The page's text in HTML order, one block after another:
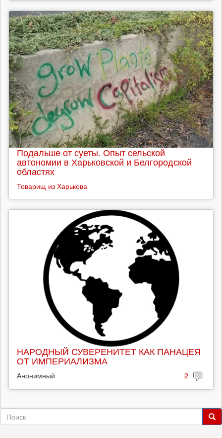
Подальше от суеты. Опыт сельской
автономии в Харьковской и Белгородской
областях
Товарищ из Харькова
НАРОДНЫЙ СУВЕРЕНИТЕТ КАК ПАНАЦЕЯ
ОТ ИМПЕРИАЛИЗМА
Анонимный 2
Форма